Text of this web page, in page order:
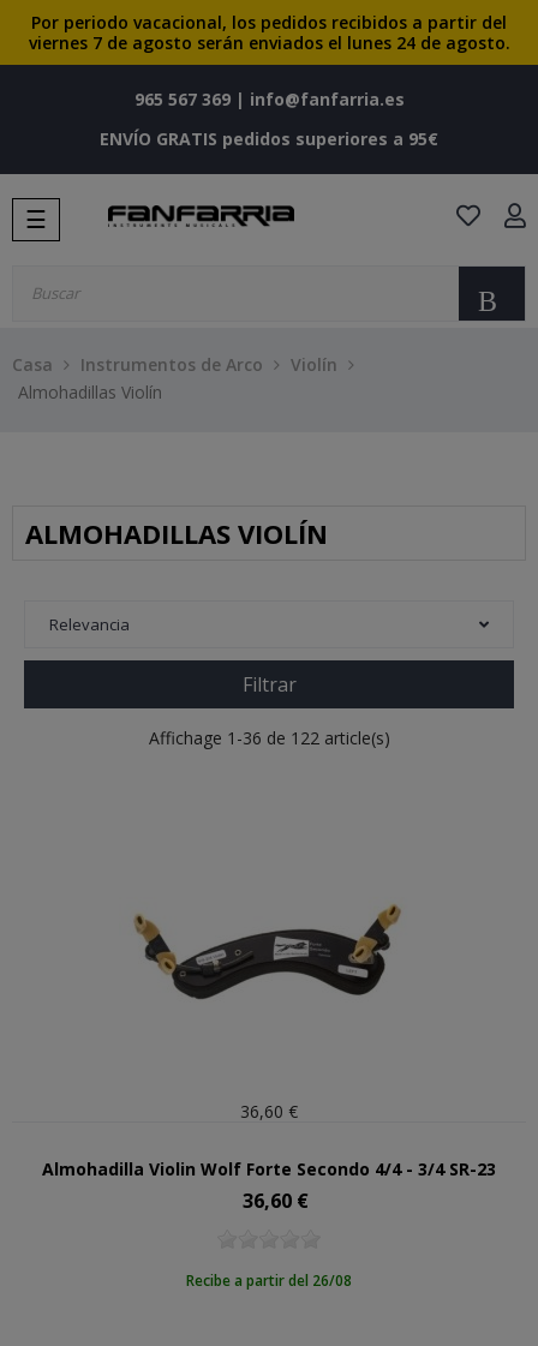
Por periodo vacacional, los pedidos recibidos a partir del
viernes 7 de agosto serán enviados el lunes 24 de agosto.
965 567 369| info@fanfarria.es
ENVÍO GRATIS pedidos superiores a 95€
Navegación
de
☰
Casa Instrumentos de Arco
Violín
Almohadillas Violín
ALMOHADILLAS VIOLÍN
Relevancia
Filtrar
Affichage 1-36 de 122 article(s)
36,60 €
Almohadilla Violin Wolf Forte Secondo 4/4 - 3/4 SR-23
Precio
36,60 €
Recibe a partir del 26/08